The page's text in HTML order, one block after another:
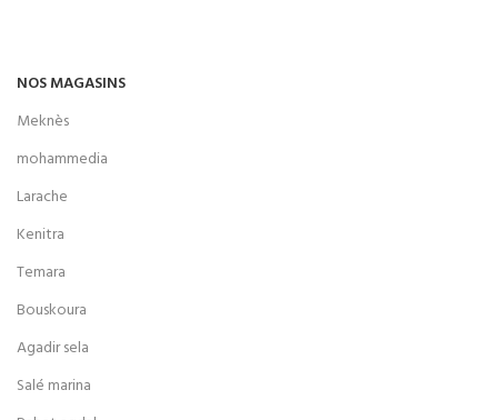
NOS MAGASINS
Meknès
mohammedia
Larache
Kenitra
Temara
Bouskoura
Agadir sela
Salé marina